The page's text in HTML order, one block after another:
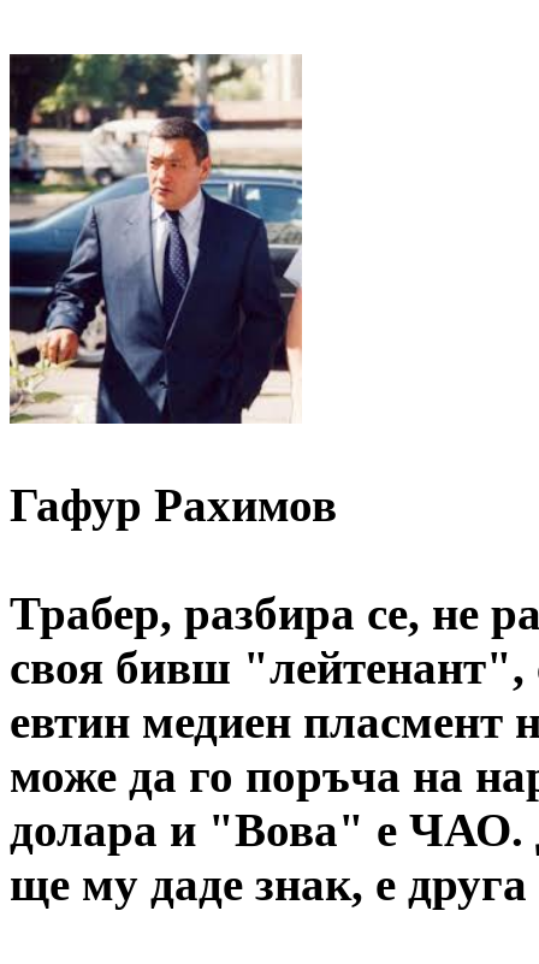
Гафур Рахимов
Трабер, разбира се, не
своя бивш
евтин медиен
може да го поръча на
долара и "Вова" е ЧАО.
ще му даде знак, е